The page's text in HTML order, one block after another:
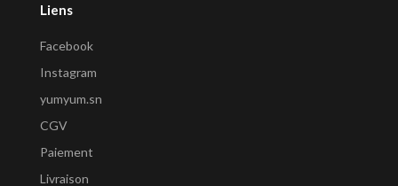
Liens
Facebook
Instagram
yumyum.sn
CGV
Paiement
Livraison